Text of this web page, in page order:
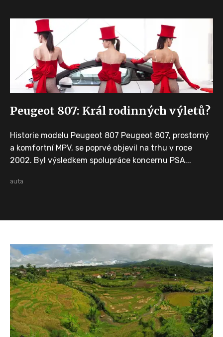
Peugeot 807: Král rodinných výletů?
Historie modelu Peugeot 807 Peugeot 807, prostorný
a komfortní MPV, se poprvé objevil na trhu v roce
2002. Byl výsledkem spolupráce koncernu PSA...
auta